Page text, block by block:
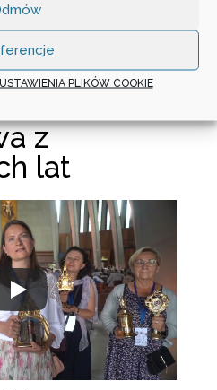
PLIKÓW COOKIE
»
z
lat